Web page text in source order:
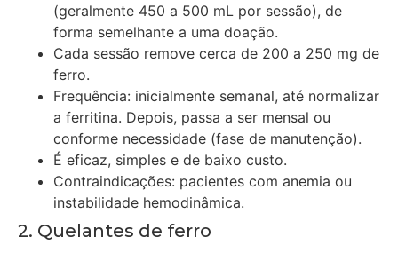
(geralmente 450 a 500 mL por sessão), de
forma semelhante a uma doação.
Cada sessão remove cerca de 200 a 250 mg de
ferro.
Frequência: inicialmente semanal, até normalizar
a ferritina. Depois, passa a ser mensal ou
conforme necessidade (fase de manutenção).
É eficaz, simples e de baixo custo.
Contraindicações: pacientes com anemia ou
instabilidade hemodinâmica.
2. Quelantes de ferro